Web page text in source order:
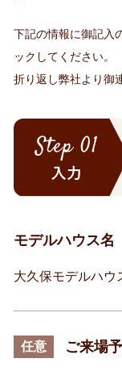
下記の情報に御記入
ックしてください。
折り返し弊社より御
モデルハウス名
大久保モデルハウ
任意 ご来場